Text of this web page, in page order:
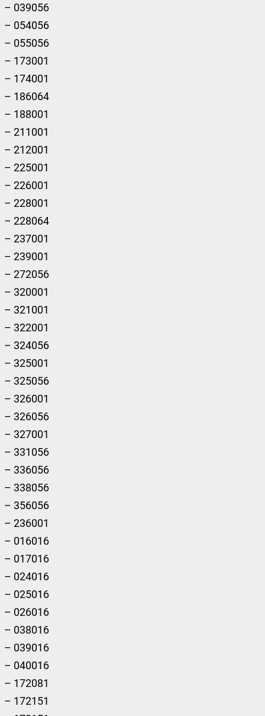
– 039056
– 054056
– 055056
– 173001
– 174001
– 186064
– 188001
– 211001
– 212001
– 225001
– 226001
– 228001
– 228064
– 237001
– 239001
– 272056
– 320001
– 321001
– 322001
– 324056
– 325001
– 325056
– 326001
– 326056
– 327001
– 331056
– 336056
– 338056
– 356056
– 236001
– 016016
– 017016
– 024016
– 025016
– 026016
– 038016
– 039016
– 040016
– 172081
– 172151